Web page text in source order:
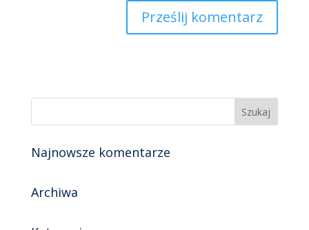
Najnowsze komentarze
Archiwa